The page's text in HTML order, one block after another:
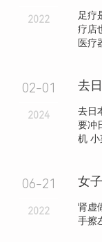
2022
足疗
疗店
医疗
02-01
2024
去
去日
要冲
机 小
06-21
2022
肾虚
手擦